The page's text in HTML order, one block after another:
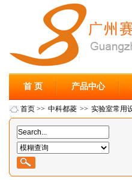
首 页 产品中心
首页 >> 中科都菱 >> 实验室常用